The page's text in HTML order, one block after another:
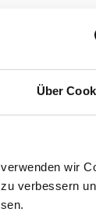
Über
wir
verbessern
der Stein
Unehrlichkeit
Hals- und